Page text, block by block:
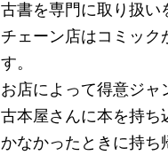
古書を専門に取り扱い
チェーン店はコミック
す。
お店によって得意ジャ
古本屋さんに本を持ち
かなかったときに持ち